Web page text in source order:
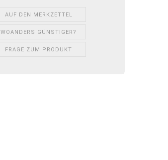
AUF DEN MERKZETTEL
WOANDERS GÜNSTIGER?
FRAGE ZUM PRODUKT